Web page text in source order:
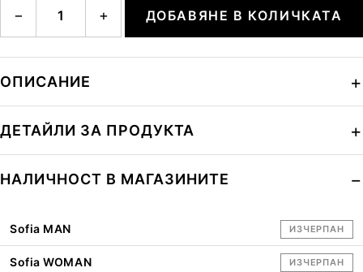
− + ДОБАВЯНЕ В КОЛИЧКАТА
ОПИСАНИЕ
ДЕТАЙЛИ ЗА ПРОДУКТА
НАЛИЧНОСТ В МАГАЗИНИТЕ
Sofia MAN ИЗЧЕРПАН
Sofia WOMAN ИЗЧЕРПАН